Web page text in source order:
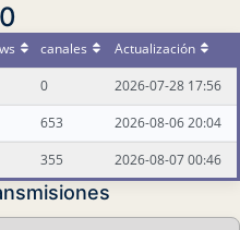
canales
Actualización
0
2026-07-28 17:56
653
2026-08-06 20:04
355 2026-08-07 00:46